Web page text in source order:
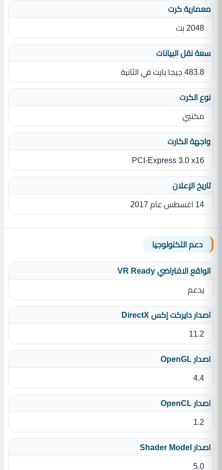
معمارية كرت
2048 بت
سعة نقل البيانات
483.8 جيجا بايت في الثانية
نوع الكرت
مكتبي
واجهة الكارت
PCI-Express 3.0 x16
تاريخ الإعلان
14 اغسطس عام 2017
دعم التكنولوجيا
الواقع الافتراضي VR Ready
يدعم
اصدار دايركت إكس DirectX
11.2
اصدار OpenGL
4.4
اصدار OpenCL
1.2
اصدار Shader Model
5.0